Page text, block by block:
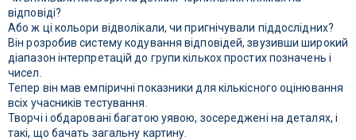
відповіді?
Або ж ці кольори відволікали, чи пригнічували піддослідних?
Він розробив систему кодування відповідей, звузивши широкий
діапазон інтерпретацій до групи кількох простих позначень і
чисел.
Тепер він мав емпіричні показники для кількісного оцінювання
всіх учасників тестування.
Творчі і обдаровані багатою уявою, зосереджені на деталях, і
такі, що бачать загальну картину.